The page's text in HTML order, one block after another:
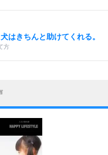
はきちんと助けてくれる。
方
見ない。
の方法